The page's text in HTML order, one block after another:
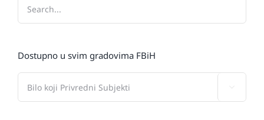
Dostupno u svim gradovima FBiH